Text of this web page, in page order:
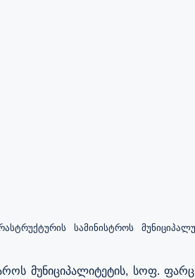
სამინისტროს
მუნიციპალიტეტის, სოფ.